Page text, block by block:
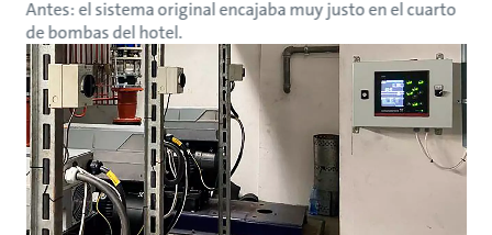
Antes: el sistema original encajaba muy justo en el cuarto
de bombas del hotel.